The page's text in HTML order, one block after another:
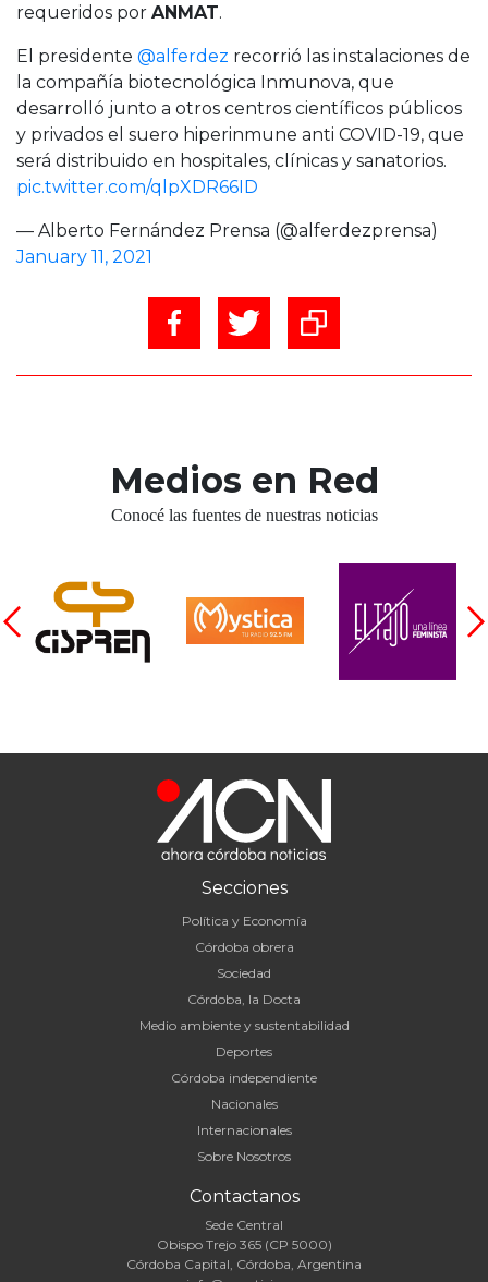
requeridos por ANMAT.
El presidente @alferdez recorrió las instalaciones de
la compañía biotecnológica Inmunova, que
desarrolló junto a otros centros científicos públicos
y privados el suero hiperinmune anti COVID-19, que
será distribuido en hospitales, clínicas y sanatorios.
pic.twitter.com/qlpXDR66ID
— Alberto Fernández Prensa (@alferdezprensa)
January 11, 2021
Medios en Red
Conocé las fuentes de nuestras noticias
Secciones
Política y Economía
Córdoba obrera
Sociedad
Córdoba, la Docta
Medio ambiente y sustentabilidad
Deportes
Córdoba independiente
Nacionales
Internacionales
Sobre Nosotros
Contactanos
Sede Central
Obispo Trejo 365 (CP 5000)
Córdoba Capital, Córdoba, Argentina